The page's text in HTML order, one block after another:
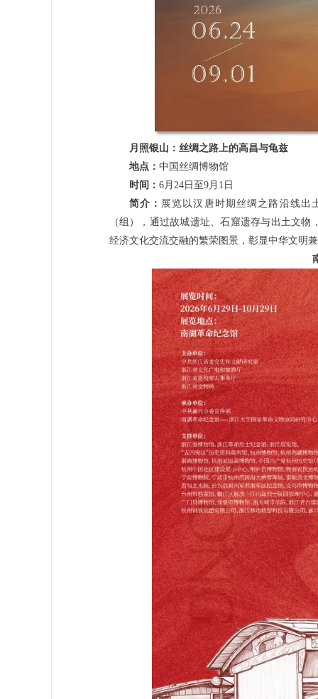
月照银山：丝绸之路上的高昌与龟兹
地点： 中国丝绸博物馆
时间： 6月24日至9月1日
简介： 展览以汉唐时期丝绸之路沿线出
（组），通过故城遗址、石窟遗存与出土文
经济文化交流交融的繁荣图景，彰显中华文明